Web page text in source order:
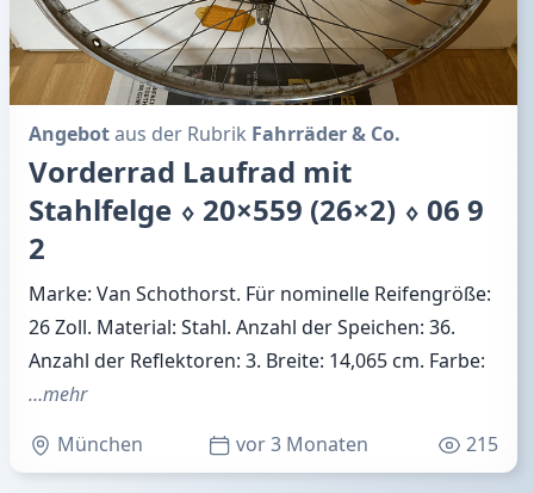
Angebotaus der Rubrik Fahrräder & Co.
Vorderrad Laufrad mit
Stahlfelge ⬨ 20×559 (26×2) ⬨ 06 9
2
Marke: Van Schothorst. Für nominelle Reifengröße:
26 Zoll. Material: Stahl. Anzahl der Speichen: 36.
Anzahl der Reflektoren: 3. Breite: 14,065 cm. Farbe:
…mehr
München
vor 3 Monaten 215